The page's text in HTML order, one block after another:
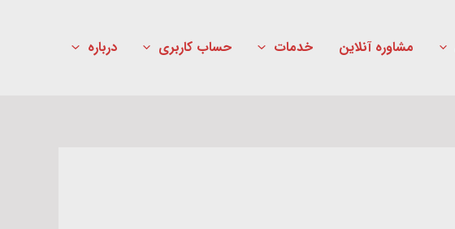
مشاوره آنلاین خدمات حساب کاربری درباره